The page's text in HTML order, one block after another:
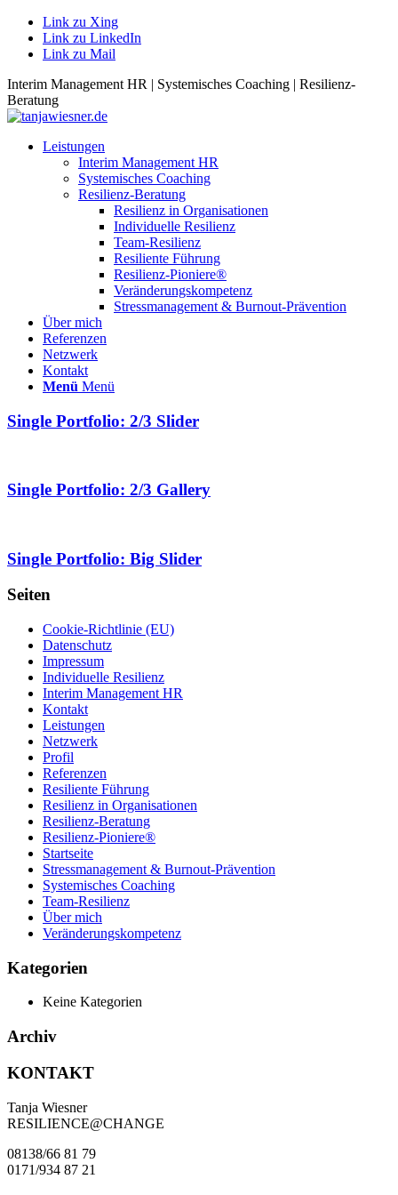
Link zu Xing
Link zu LinkedIn
Link zu Mail
Interim Management HR | Systemisches Coaching | Resilienz-
Beratung
Leistungen
Interim Management HR
Systemisches Coaching
Resilienz-Beratung
Resilienz in Organisationen
Individuelle Resilienz
Team-Resilienz
Resiliente Führung
Resilienz-Pioniere®
Veränderungskompetenz
Stressmanagement & Burnout-Prävention
Über mich
Referenzen
Netzwerk
Kontakt
Menü Menü
Single Portfolio: 2/3 Slider
Single Portfolio: 2/3 Gallery
Single Portfolio: Big Slider
Seiten
Cookie-Richtlinie (EU)
Datenschutz
Impressum
Individuelle Resilienz
Interim Management HR
Kontakt
Leistungen
Netzwerk
Profil
Referenzen
Resiliente Führung
Resilienz in Organisationen
Resilienz-Beratung
Resilienz-Pioniere®
Startseite
Stressmanagement & Burnout-Prävention
Systemisches Coaching
Team-Resilienz
Über mich
Veränderungskompetenz
Kategorien
Keine Kategorien
Archiv
KONTAKT
Tanja Wiesner
RESILIENCE@CHANGE
08138/66 81 79
0171/934 87 21